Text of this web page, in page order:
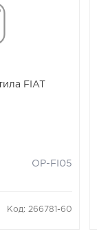
FIAT
OP-FI05
Код: 266781-60